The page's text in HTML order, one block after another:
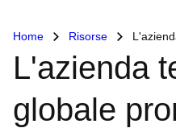
Home Risorse L'azienda
L'azienda
globale